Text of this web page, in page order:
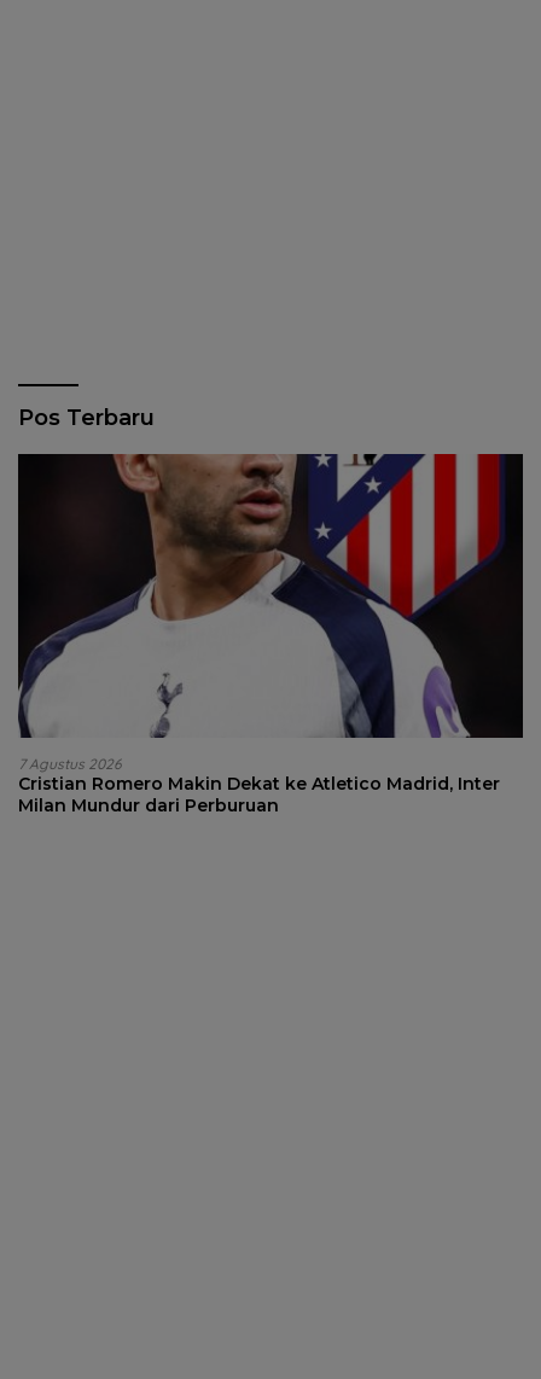
Pos Terbaru
7 Agustus 2026
Cristian Romero Makin Dekat ke Atletico Madrid, Inter
Milan Mundur dari Perburuan